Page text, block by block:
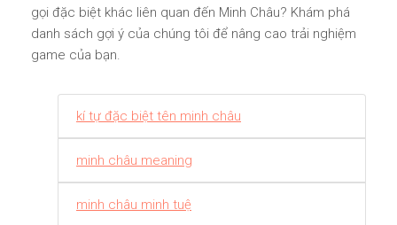
gọi đặc biệt khác liên quan đến Minh Châu? Khám phá
danh sách gợi ý của chúng tôi để nâng cao trải nghiệm
game của bạn.
kí tự đặc biệt tên minh châu
minh châu meaning
minh châu minh tuệ